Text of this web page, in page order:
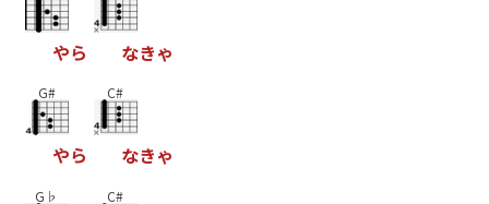
やら なきゃ
G#
やら
C#
なきゃ
G♭ C#